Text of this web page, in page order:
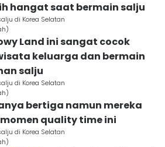
hangat saat bermain salju
di Korea Selatan
Land ini sangat cocok
keluarga dan bermain
salju
di Korea Selatan
bertiga namun mereka
quality time ini
di Korea Selatan